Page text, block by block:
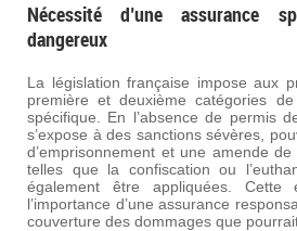
Nécessité d’une assurance
dangereux
La législation française impose aux
première et deuxième catégories
spécifique. En l’absence de permis
s’expose à des sanctions sévères,
d’emprisonnement et une amende
telles que la confiscation ou
également être appliquées. Cette
l’importance d’une assurance
couverture des dommages que